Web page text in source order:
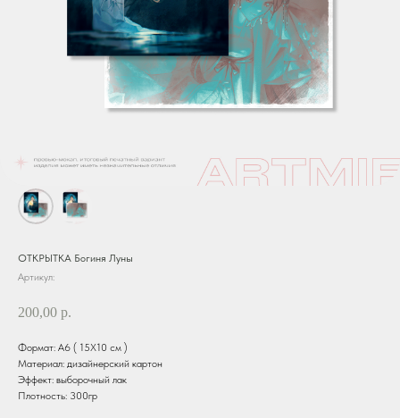
ОТКРЫТКА Богиня Луны
Артикул:
200,00 р.
Формат: А6 ( 15Х10 см )
Материал: дизайнерский картон
Эффект: выборочный лак
Плотность: 300гр